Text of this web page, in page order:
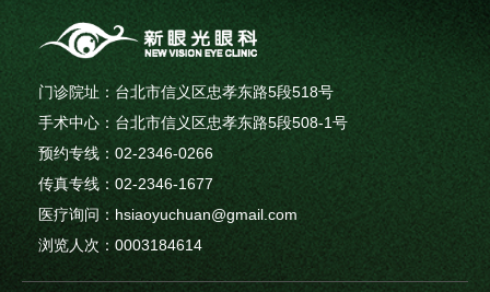
门诊院址：台北市信义区忠孝东路5段518号
手术中心：台北市信义区忠孝东路5段508-1号
预约专线：02-2346-0266
传真专线：02-2346-1677
医疗询问：hsiaoyuchuan@gmail.com
浏览人次：0003184614